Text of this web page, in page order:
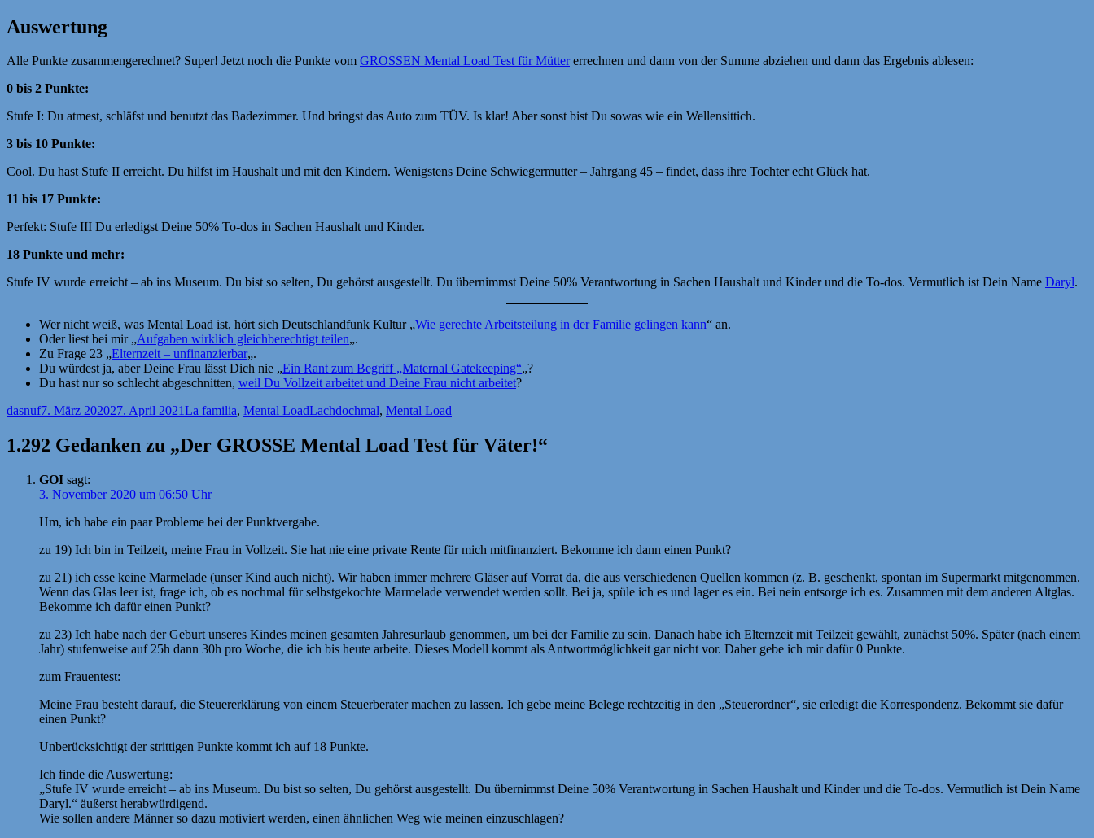
Auswertung
Alle Punkte zusammengerechnet? Super! Jetzt noch die Punkte vom GROSSEN Mental Load Test für Müttererrechnen und dann von der Summe abziehen und dann das Ergebnis ablesen:
0 bis 2 Punkte:
Stufe I: Du atmest, schläfst und benutzt das Badezimmer. Und bringst das Auto zum TÜV. Is klar! Aber sonst bist Du sowas wie ein Wellensittich.
3 bis 10 Punkte:
Cool. Du hast Stufe II erreicht. Du hilfst im Haushalt und mit den Kindern. Wenigstens Deine Schwiegermutter – Jahrgang 45 – findet, dass ihre Tochter echt Glück hat.
11 bis 17 Punkte:
Perfekt: Stufe III Du erledigst Deine 50% To-dos in Sachen Haushalt und Kinder.
18 Punkte und mehr:
Stufe IV wurde erreicht – ab ins Museum. Du bist so selten, Du gehörst ausgestellt. Du übernimmst Deine 50% Verantwortung in Sachen Haushalt und Kinder und die To-dos. Vermutlich ist Dein Name Daryl.
Wer nicht weiß, was Mental Load ist, hört sich Deutschlandfunk Kultur „Wie gerechte Arbeitsteilung in der Familie gelingen kann“ an.
Oder liest bei mir „Aufgaben wirklich gleichberechtigt teilen„.
Zu Frage 23 „Elternzeit – unfinanzierbar„.
Du würdest ja, aber Deine Frau lässt Dich nie „Ein Rant zum Begriff „Maternal Gatekeeping“„?
Du hast nur so schlecht abgeschnitten, weil Du Vollzeit arbeitet und Deine Frau nicht arbeitet?
Autor
dasnufVeröffentlicht
7. März 202027. April 2021Kategorien
La familia, Mental LoadSchlagwörter
Lachdochmal, Mental Load
1.292 Gedanken zu „Der GROSSE Mental Load Test für Väter!“
GOI sagt:
3. November 2020 um 06:50 Uhr
Hm, ich habe ein paar Probleme bei der Punktvergabe.
zu 19) Ich bin in Teilzeit, meine Frau in Vollzeit. Sie hat nie eine private Rente für mich mitfinanziert. Bekomme ich dann einen Punkt?
zu 21) ich esse keine Marmelade (unser Kind auch nicht). Wir haben immer mehrere Gläser auf Vorrat da, die aus verschiedenen Quellen kommen (z. B. geschenkt, spontan im Supermarkt mitgenommen.
Wenn das Glas leer ist, frage ich, ob es nochmal für selbstgekochte Marmelade verwendet werden sollt. Bei ja, spüle ich es und lager es ein. Bei nein entsorge ich es. Zusammen mit dem anderen Altglas.
Bekomme ich dafür einen Punkt?
zu 23) Ich habe nach der Geburt unseres Kindes meinen gesamten Jahresurlaub genommen, um bei der Familie zu sein. Danach habe ich Elternzeit mit Teilzeit gewählt, zunächst 50%. Später (nach einem
Jahr) stufenweise auf 25h dann 30h pro Woche, die ich bis heute arbeite. Dieses Modell kommt als Antwortmöglichkeit gar nicht vor. Daher gebe ich mir dafür 0 Punkte.
zum Frauentest:
Meine Frau besteht darauf, die Steuererklärung von einem Steuerberater machen zu lassen. Ich gebe meine Belege rechtzeitig in den „Steuerordner“, sie erledigt die Korrespondenz. Bekommt sie dafür
einen Punkt?
Unberücksichtigt der strittigen Punkte kommt ich auf 18 Punkte.
Ich finde die Auswertung:
„Stufe IV wurde erreicht – ab ins Museum. Du bist so selten, Du gehörst ausgestellt. Du übernimmst Deine 50% Verantwortung in Sachen Haushalt und Kinder und die To-dos. Vermutlich ist Dein Name
Daryl.“ äußerst herabwürdigend.
Wie sollen andere Männer so dazu motiviert werden, einen ähnlichen Weg wie meinen einzuschlagen?